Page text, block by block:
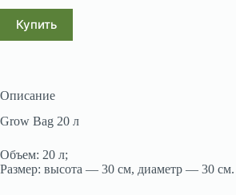
Купить
Описание
Grow Bag 20 л
Объем: 20 л;
Размер: высота — 30 см, диаметр — 30 см.